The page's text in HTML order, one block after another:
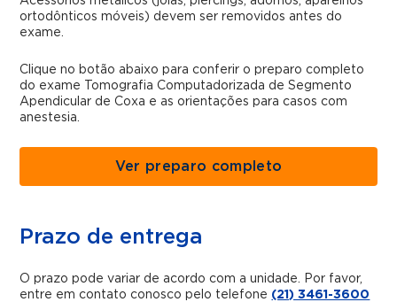
ortodônticos móveis) devem ser removidos antes do
exame.
Clique no botão abaixo para conferir o preparo completo
do exame Tomografia Computadorizada de Segmento
Apendicular de Coxa e as orientações para casos com
anestesia.
Ver preparo completo
Prazo de entrega
O prazo pode variar de acordo com a unidade. Por favor,
entre em contato conosco pelo telefone (21) 3461-3600